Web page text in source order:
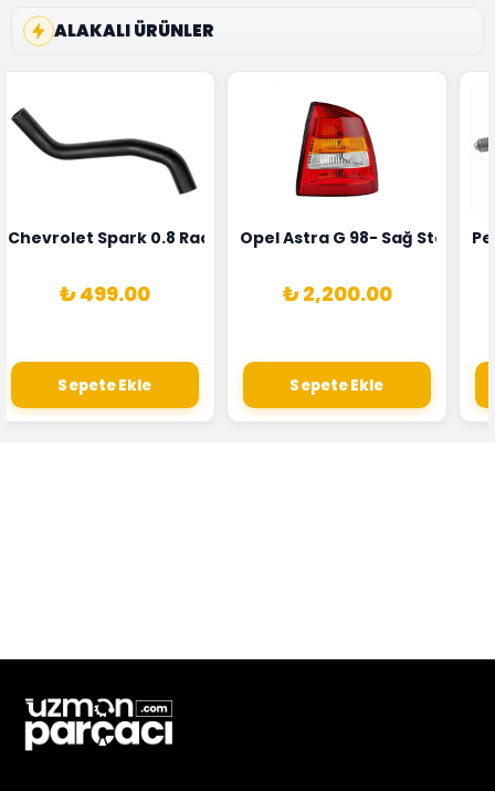
ALAKALI ÜRÜNLER
1628HN-0258010081
Alternatörü Valeo Marka 05E903018G
Chevrolet Spark 0.8 Radyatör Üst Hortumu Rapro Marka
₺ 499.00
Sepete Ekle
Opel Astra G 98- Sağ Stop
₺ 2,200.00
Sepete Ekle